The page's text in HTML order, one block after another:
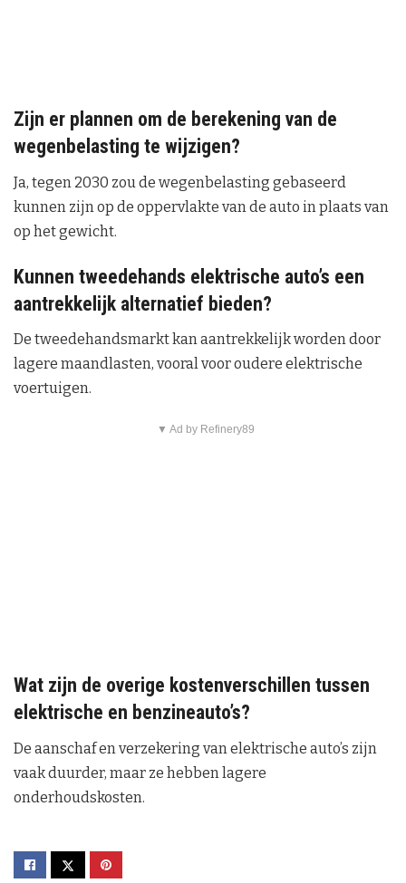
Zijn er plannen om de berekening van de
wegenbelasting te wijzigen?
Ja, tegen 2030 zou de wegenbelasting gebaseerd
kunnen zijn op de oppervlakte van de auto in plaats van
op het gewicht.
Kunnen tweedehands elektrische auto’s een
aantrekkelijk alternatief bieden?
De tweedehandsmarkt kan aantrekkelijk worden door
lagere maandlasten, vooral voor oudere elektrische
voertuigen.
▼ Ad by Refinery89
Wat zijn de overige kostenverschillen tussen
elektrische en benzineauto’s?
De aanschaf en verzekering van elektrische auto’s zijn
vaak duurder, maar ze hebben lagere
onderhoudskosten.